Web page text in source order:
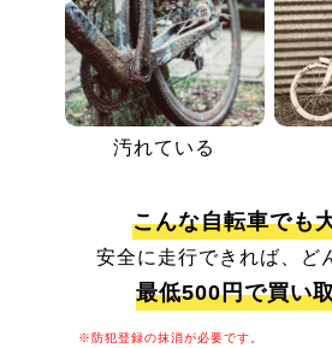
汚れている
こんな自転車でも
安全に走行できれば、ど
最低500円で買い
※防犯登録の抹消が必要です。